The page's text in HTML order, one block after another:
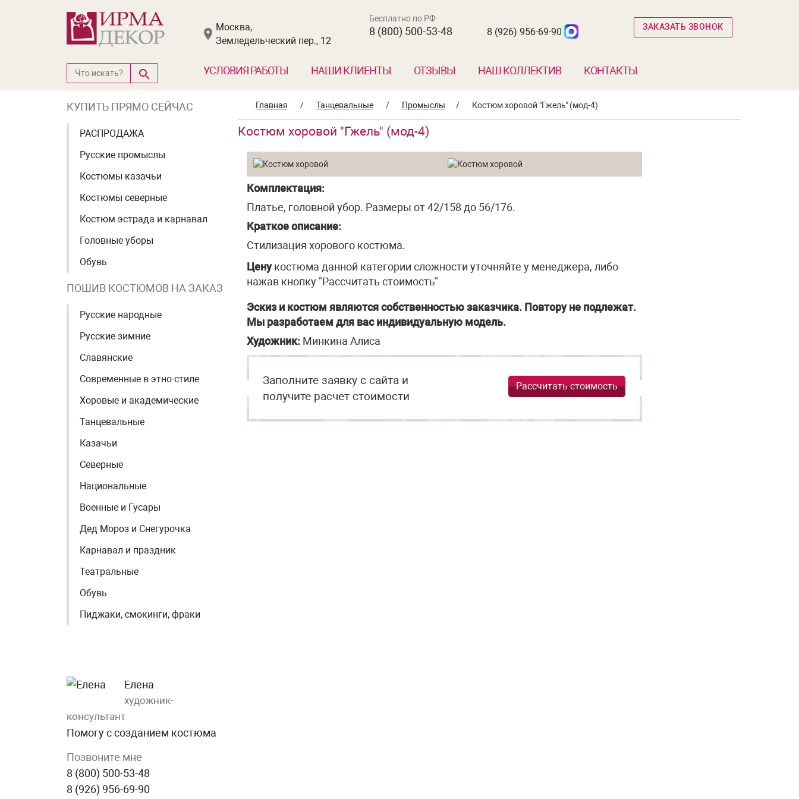
Москва,
Земледельческий пер., 12
Бесплатно по РФ
8 (800) 500-53-48 8 (926) 956-69-90 ЗАКАЗАТЬ ЗВОНОК
УСЛОВИЯ РАБОТЫ НАШИ КЛИЕНТЫ ОТЗЫВЫ НАШ КОЛЛЕКТИВ КОНТАКТЫ
КУПИТЬ ПРЯМО СЕЙЧАС
РАСПРОДАЖА
Русские промыслы
Костюмы казачьи
Костюмы северные
Костюм эстрада и карнавал
Головные уборы
Обувь
ПОШИВ КОСТЮМОВ НА ЗАКАЗ
Русские народные
Русские зимние
Славянские
Современные в этно-стиле
Хоровые и академические
Танцевальные
Казачьи
Северные
Национальные
Военные и Гусары
Дед Мороз и Снегурочка
Карнавал и праздник
Театральные
Обувь
Пиджаки, смокинги, фраки
Елена
художник-
консультант
Помогу с созданием костюма
Позвоните мне
8 (800) 500-53-48
8 (926) 956-69-90
Главная / Танцевальные / Промыслы / Костюм хоровой "Гжель" (мод-4)
Костюм хоровой "Гжель" (мод-4)
Комплектация:
Платье, головной убор. Размеры от 42/158 до 56/176.
Краткое описание:
Стилизация хорового костюма.
Ценукостюма данной категории сложности уточняйте у менеджера, либо
нажав кнопку "Рассчитать стоимость"
Эскиз и костюм являются собственностью заказчика. Повтору не подлежат.
Мы разработаем для вас индивидуальную модель.
Художник: Минкина Алиса
Заполните заявку с сайта и
получите расчет стоимости
Рассчитать стоимость